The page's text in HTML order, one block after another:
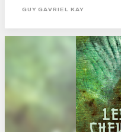
ossements des défunts au Kuala
GUY GAVRIEL KAY